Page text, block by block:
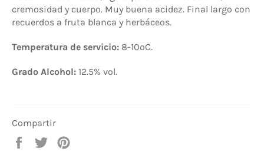
cremosidad y cuerpo. Muy buena acidez. Final largo con
recuerdos a fruta blanca y herbáceos.
Temperatura de servicio: 8-10ºC.
Grado Alcohol: 12.5% vol.
Compartir
Compartir
Tuitear